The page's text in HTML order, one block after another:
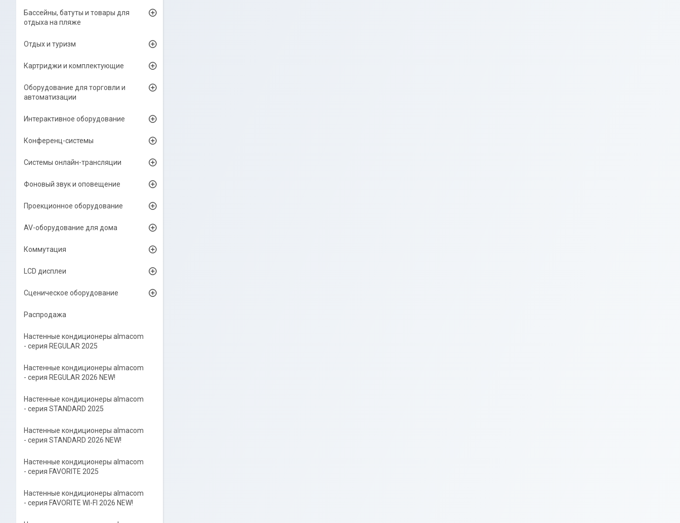
Бассейны, батуты и товары для
отдыха на пляже
Отдых и туризм
Картриджи и комплектующие
Оборудование для торговли и
автоматизации
Интерактивное оборудование
Конференц-системы
Системы онлайн-трансляции
Фоновый звук и оповещение
Проекционное оборудование
AV-оборудование для дома
Коммутация
LCD дисплеи
Сценическое оборудование
Распродажа
Настенные кондиционеры almacom
- серия REGULAR 2025
Настенные кондиционеры almacom
- серия REGULAR 2026 NEW!
Настенные кондиционеры almacom
- серия STANDARD 2025
Настенные кондиционеры almacom
- серия STANDARD 2026 NEW!
Настенные кондиционеры almacom
- серия FAVORITE 2025
Настенные кондиционеры almacom
- серия FAVORITE WI-FI 2026 NEW!